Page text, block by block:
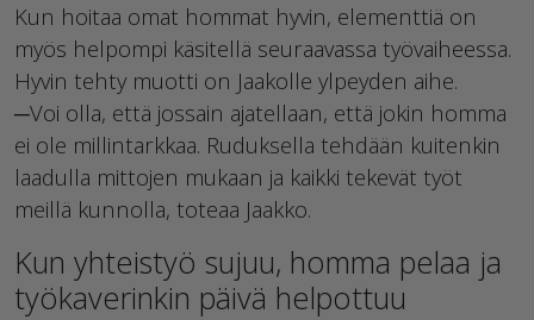
Kun hoitaa omat hommat hyvin, elementtiä on
myös helpompi käsitellä seuraavassa työvaiheessa.
Hyvin tehty muotti on Jaakolle ylpeyden aihe.
─Voi olla, että jossain ajatellaan, että jokin homma
ei ole millintarkkaa. Ruduksella tehdään kuitenkin
laadulla mittojen mukaan ja kaikki tekevät työt
meillä kunnolla, toteaa Jaakko.
Kun yhteistyö sujuu, homma pelaa ja
työkaverinkin päivä helpottuu